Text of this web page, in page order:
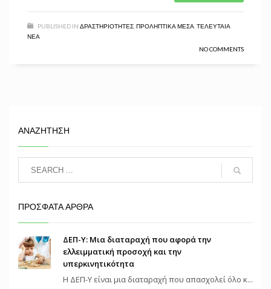
PUBLISHED IN ΔΡΑΣΤΗΡΙΌΤΗΤΕΣ ΠΡΟΛΗΠΤΙΚΆ ΜΈΣΑ ΤΕΛΕΥΤΑΊΑ
ΝΈΑ
NO COMMENTS
ΑΝΑΖΗΤΗΣΗ
ΠΡΟΣΦΑΤΑ ΑΡΘΡΑ
ΔΕΠ-Υ: Μια διαταραχή που αφορά την
ελλειμματική προσοχή και την
υπερκινητικότητα
Η ΔΕΠ-Υ είναι μια διαταραχή που απασχολεί όλο κ...